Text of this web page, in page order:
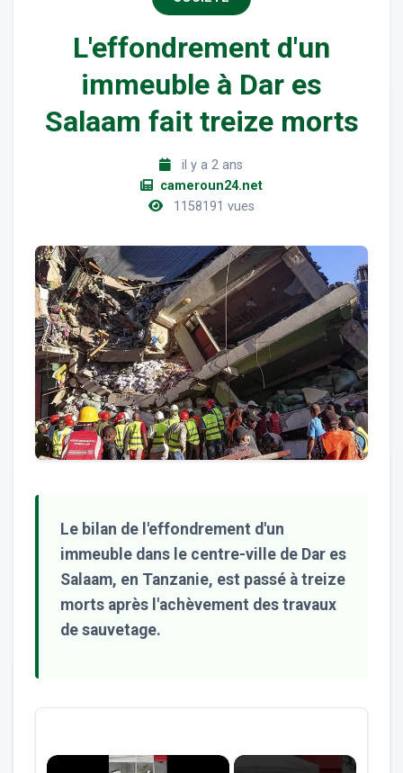
L'effondrement d'un
immeuble à Dar es
Salaam fait treize morts
il y a 2 ans
cameroun24.net
1158191 vues
Le bilan de l'effondrement d'un
immeuble dans le centre-ville de Dar es
Salaam, en Tanzanie, est passé à treize
morts après l'achèvement des travaux
de sauvetage.
×